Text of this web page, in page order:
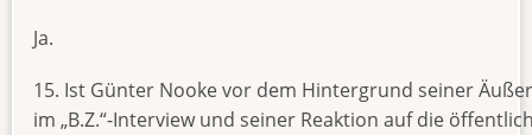
Ja.
15. Ist Günter Nooke vor dem Hintergrund seiner
im „B.Z.“-Interview und seiner Reaktion auf die